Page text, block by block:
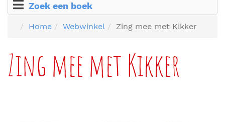
Zoek een boek
Home Webwinkel Zing mee met Kikker
Zing mee met Kikker